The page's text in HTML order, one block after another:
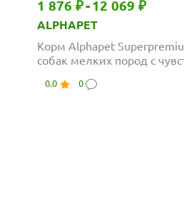
1 876 ₽-12 069 ₽
ALPHAPET
Корм Alphapet
собак мелких пород с
0.0 0